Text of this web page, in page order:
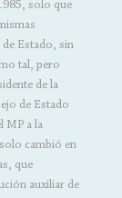
solo que
Estado, sin
tal, pero
de la
de Estado
MP a la
cambió en
que
auxiliar de